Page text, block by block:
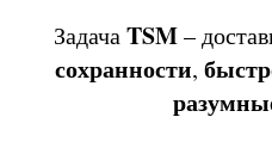
ЗадачаTSM–
сохранности,